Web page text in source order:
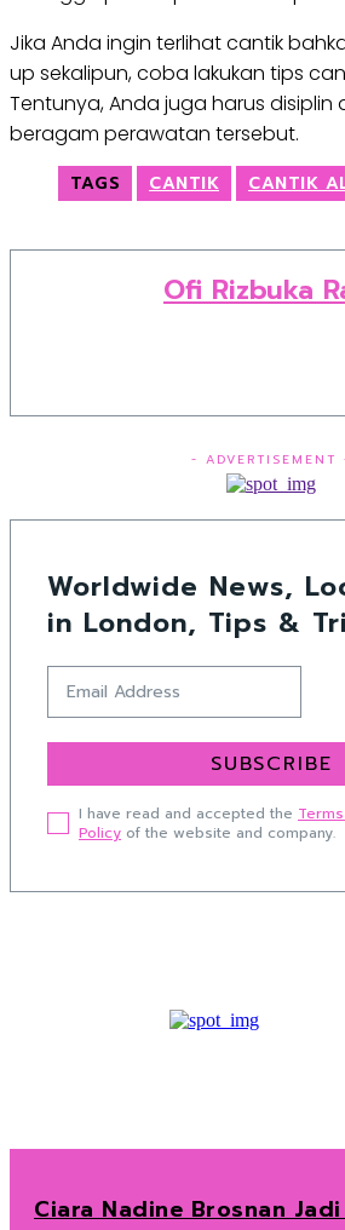
Jika Anda ingin terlihat cantik
up sekalipun, coba lakukan tips
Tentunya, Anda juga harus disiplin
beragam perawatan tersebut.
TAGS CANTIK CANTIK
Ofi Rizbuka
- ADVERTISEMENT
Worldwide News,
in London, Tips &
SUBSCRIBE
I have read and accepted the
Policy of the website and company.
Ciara Nadine Brosnan